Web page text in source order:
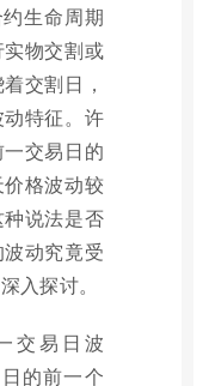
生命周期
物交割或
交割日，
特征。许
交易日的
格波动较
说法是否
动究竟受
入探讨。
交易日波
的前一个